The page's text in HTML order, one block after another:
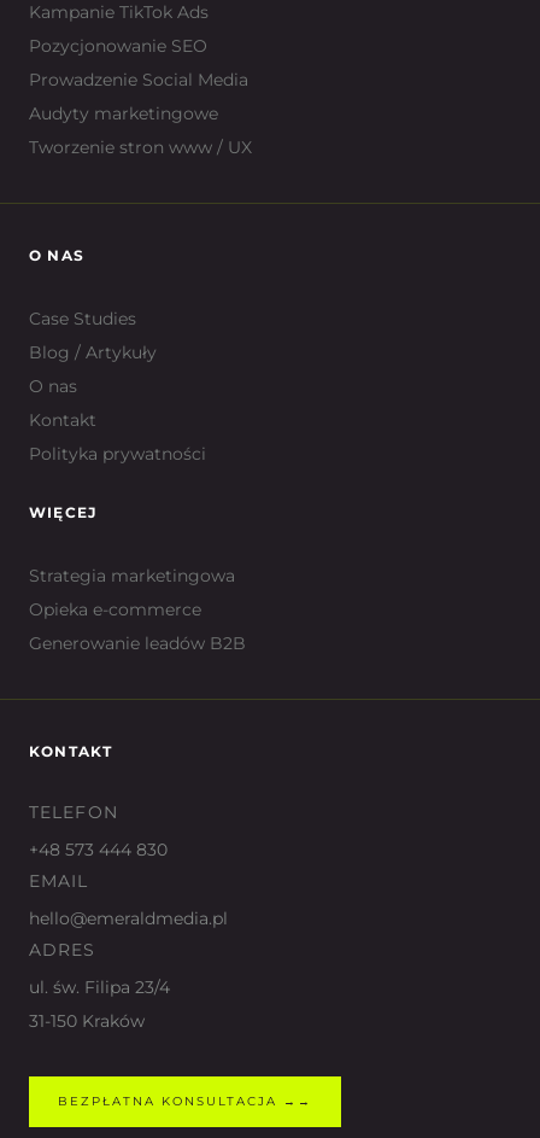
Kampanie TikTok Ads
Pozycjonowanie SEO
Prowadzenie Social Media
Audyty marketingowe
Tworzenie stron www / UX
O NAS
Case Studies
Blog / Artykuły
O nas
Kontakt
Polityka prywatności
WIĘCEJ
Strategia marketingowa
Opieka e-commerce
Generowanie leadów B2B
KONTAKT
TELEFON
+48 573 444 830
EMAIL
hello@emeraldmedia.pl
ADRES
ul. św. Filipa 23/4
31-150 Kraków
BEZPŁATNA KONSULTACJA →